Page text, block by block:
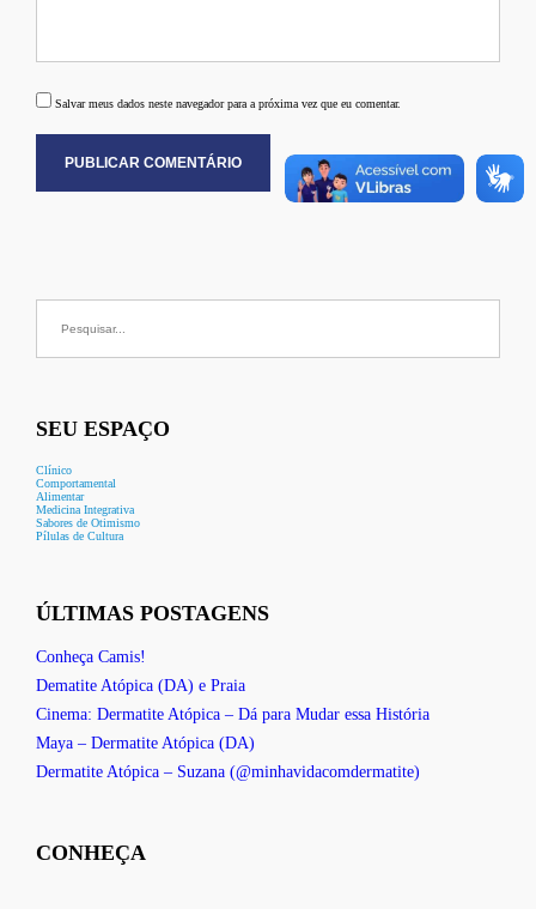
Salvar meus dados neste navegador para a próxima vez que eu comentar.
Buscar
SEU ESPAÇO
Clínico
Comportamental
Alimentar
Medicina Integrativa
Sabores de Otimismo
Pílulas de Cultura
ÚLTIMAS POSTAGENS
Conheça Camis!
Dematite Atópica (DA) e Praia
Cinema: Dermatite Atópica – Dá para Mudar essa História
Maya – Dermatite Atópica (DA)
Dermatite Atópica – Suzana (@minhavidacomdermatite)
CONHEÇA